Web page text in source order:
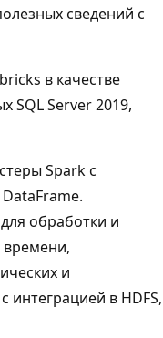
сведений с
в качестве
SQL Server 2019,
Spark с
обработки и
и
интеграцией в HDFS,